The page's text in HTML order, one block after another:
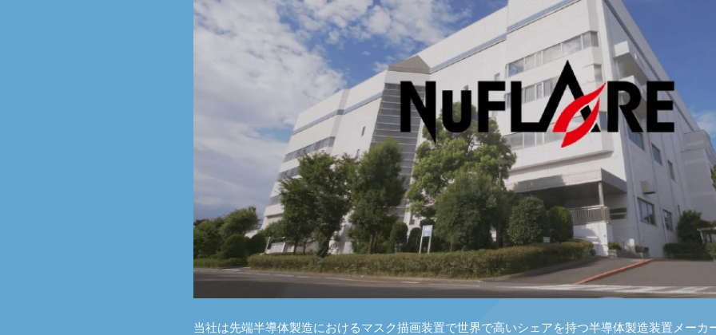
当社は先端半導体製造におけるマスク描画装置で世界で高いシェアを持つ半導体製造装置メーカ